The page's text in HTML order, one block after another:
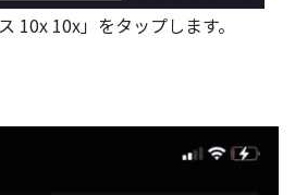
10x 10x」をタップします。